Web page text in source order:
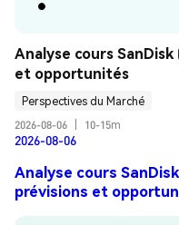
Analyse cours
et opportunités
Perspectives du Marché
2026-08-06
10-15m
2026-08-06
Analyse cours
prévisions et